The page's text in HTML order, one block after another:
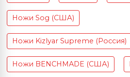
Ножи Sog (США)
Ножи Kizlyar Supreme (Россия)
Ножи BENCHMADE (США)